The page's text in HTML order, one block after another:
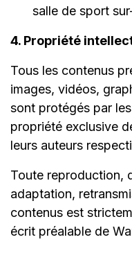
salle de sport
4. Propriété
Tous les contenus
images, vidéos,
sont protégés par
propriété exclusive
leurs auteurs
Toute reproduction,
adaptation,
contenus est
écrit préalable de